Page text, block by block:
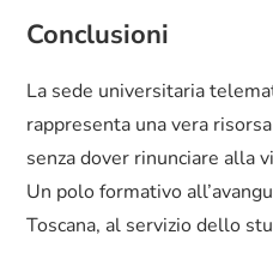
Conclusioni
La sede universitaria
rappresenta una vera
senza dover rinunciare alla
Un polo formativo
Toscana, al servizio dello